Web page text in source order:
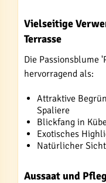
Vielseitige
Terrasse
Die Passionsblume
hervorragend als:
Attraktive
Spaliere
Blickfang in
Exotisches
Natürlicher
Aussaat und